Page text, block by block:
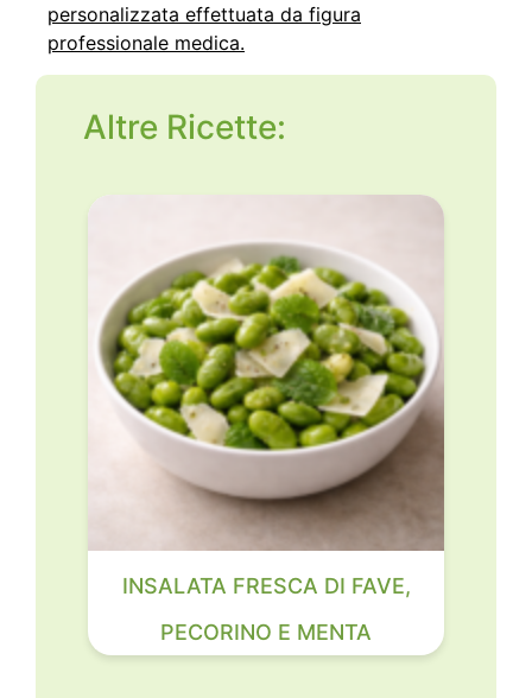
personalizzata effettuata da figura
professionale medica.
Altre Ricette:
INSALATA FRESCA DI FAVE,
PECORINO E MENTA